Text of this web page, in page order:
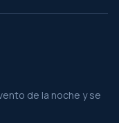
de la noche y se